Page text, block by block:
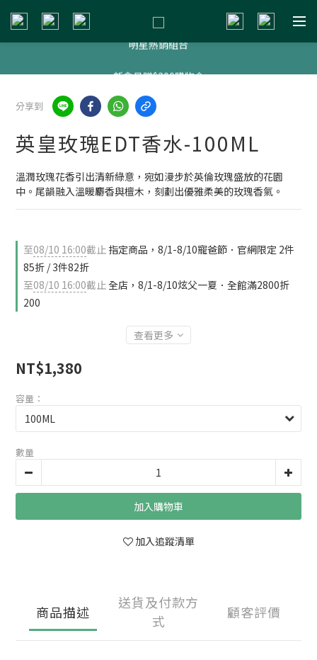
新會員贈$200購物金
分享到
英皇玫瑰EDT香水-100ML
溫潤玫瑰花香引出清新綠意，宛如漫步於英倫玫瑰盛放的花園
中。尾韻融入溫暖麝香與檀木，刻劃出優雅柔美的玫瑰香氣。
至08/10 16:00截止 指定商品，8/1-8/10寵爸節．官網限定 2件
85折 / 3件82折
至08/10 16:00截止全店，8/1-8/10炫父一夏．全館滿2800折
200
查看更多
NT$1,380
容量：
數量
加入購物車
加入追蹤清單
商品描述
送貨及付款方
式
顧客評價